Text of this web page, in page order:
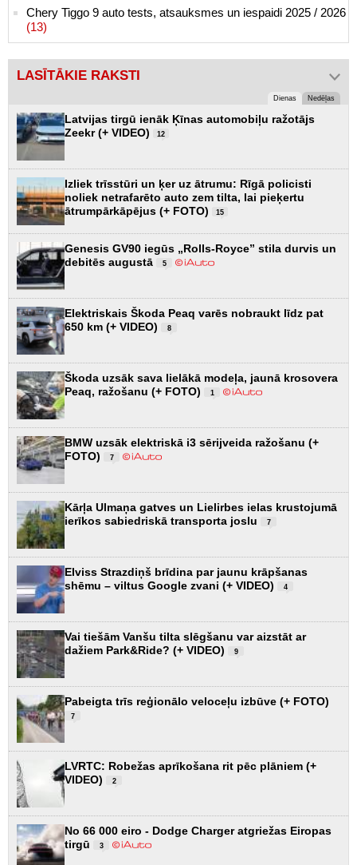
Chery Tiggo 9 auto tests, atsauksmes un iespaidi 2025 / 2026
(13)
LASĪTĀKIE RAKSTI
Dienas Nedēļas
Latvijas tirgū ienāk Ķīnas automobiļu ražotājs
Zeekr (+ VIDEO)
12
Izliek trīsstūri un ķer uz ātrumu: Rīgā policisti
noliek netrafarēto auto zem tilta, lai pieķertu
ātrumpārkāpējus (+ FOTO)
15
Genesis GV90 iegūs „Rolls-Royce” stila durvis un
debitēs augustā
5
Elektriskais Škoda Peaq varēs nobraukt līdz pat
650 km (+ VIDEO)
8
Škoda uzsāk sava lielākā modeļa, jaunā krosovera
Peaq, ražošanu (+ FOTO)
1
BMW uzsāk elektriskā i3 sērijveida ražošanu (+
FOTO)
7
Kārļa Ulmaņa gatves un Lielirbes ielas krustojumā
ierīkos sabiedriskā transporta joslu
7
Elviss Strazdiņš brīdina par jaunu krāpšanas
shēmu – viltus Google zvani (+ VIDEO)
4
Vai tiešām Vanšu tilta slēgšanu var aizstāt ar
dažiem Park&Ride? (+ VIDEO)
9
Pabeigta trīs reģionālo veloceļu izbūve (+ FOTO)
7
LVRTC: Robežas aprīkošana rit pēc plāniem (+
VIDEO)
2
No 66 000 eiro - Dodge Charger atgriežas Eiropas
tirgū
3